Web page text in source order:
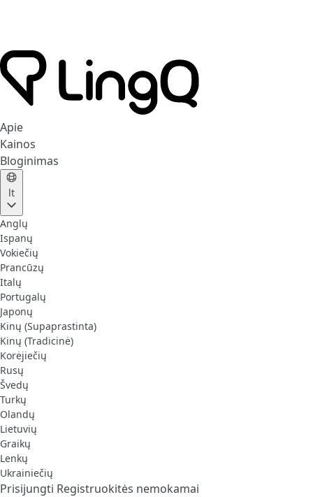
Apie
Kainos
Bloginimas
lt
Anglų
Ispanų
Vokiečių
Prancūzų
Italų
Portugalų
Japonų
Kinų (Supaprastinta)
Kinų (Tradicinė)
Korėjiečių
Rusų
Švedų
Turkų
Olandų
Lietuvių
Graikų
Lenkų
Ukrainiečių
Prisijungti Registruokitės nemokamai